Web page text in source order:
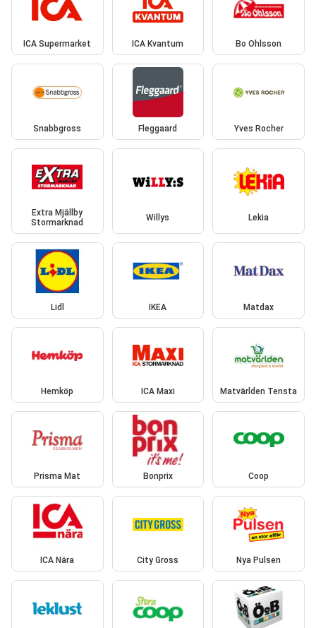
ICA Supermarket ICA Kvantum Bo Ohlsson
Snabbgross Fleggaard Yves Rocher
Extra Mjällby
Stormarknad
Willys Lekia
Lidl IKEA Matdax
Hemköp ICA Maxi Matvärlden Tensta
Prisma Mat Bonprix Coop
ICA Nära City Gross Nya Pulsen